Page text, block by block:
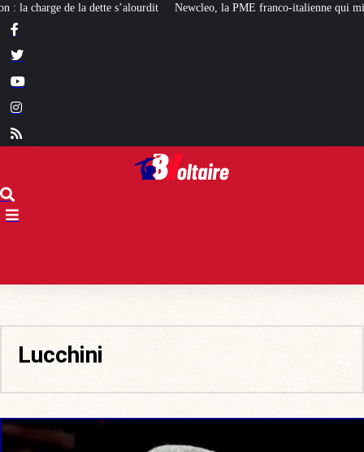
Newcleo, la PME franco-italienne qui mise sur l’avenir du « mini
Lucchini